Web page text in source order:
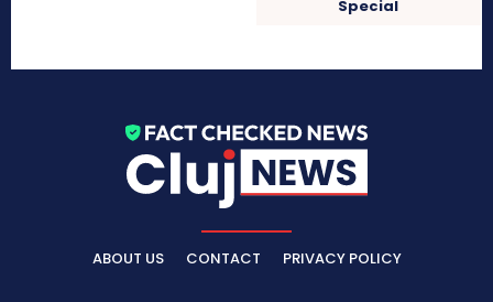
Special
ABOUT US CONTACT PRIVACY POLICY